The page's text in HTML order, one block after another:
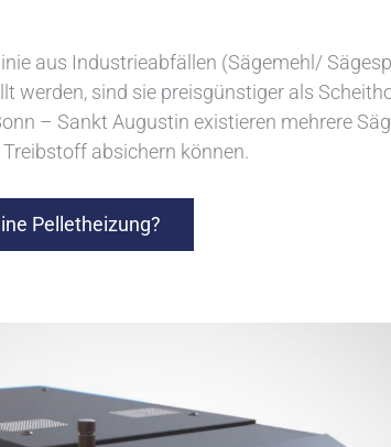
aus Industrieabfällen (Sägemehl/
werden, sind sie preisgünstiger als
– Sankt Augustin existieren mehrere
absichern können.
Pelletheizung?